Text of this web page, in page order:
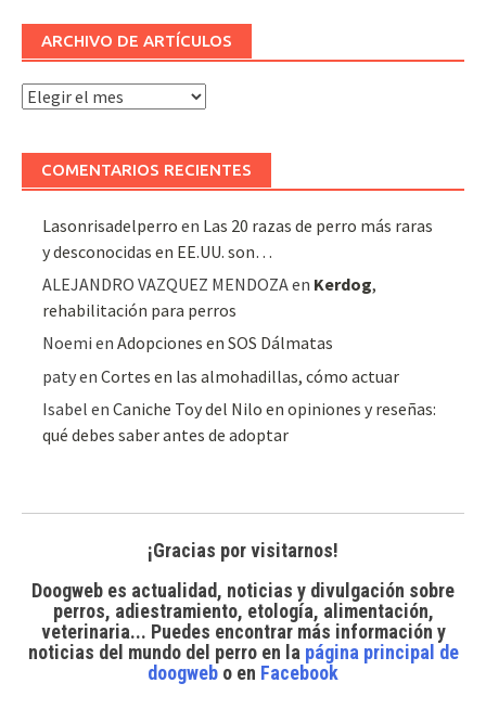
ARCHIVO DE ARTÍCULOS
Archivo
COMENTARIOS RECIENTES
Lasonrisadelperro en Las 20 razas de perro más raras
y desconocidas en EE.UU. son…
ALEJANDRO VAZQUEZ MENDOZAen Kerdog,
rehabilitación para perros
Noemi enAdopciones en SOS Dálmatas
patyenCortes en las almohadillas, cómo actuar
Isabel enCaniche Toy del Nilo en opiniones y reseñas:
qué debes saber antes de adoptar
¡Gracias por visitarnos!
Doogweb es actualidad, noticias y divulgación sobre
perros, adiestramiento, etología, alimentación,
veterinaria... Puedes encontrar más información y
noticias del mundo del perroen la página principal de
doogweb o en Facebook